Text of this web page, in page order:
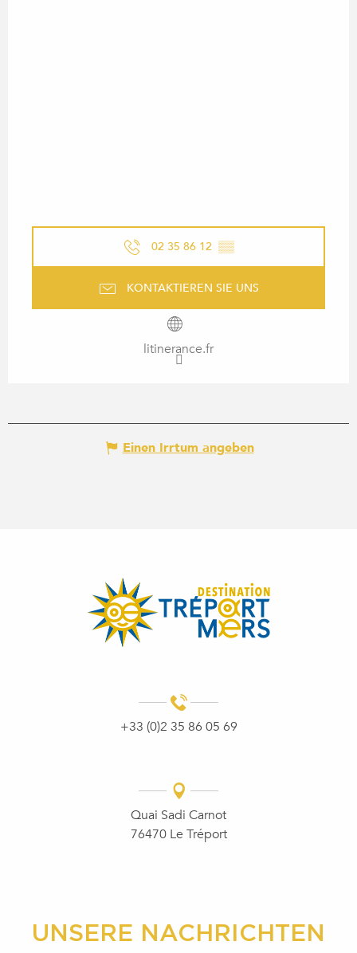
02 35 86 12 ▒▒
KONTAKTIEREN SIE UNS
litinerance.fr
Einen Irrtum angeben
+33 (0)2 35 86 05 69
Quai Sadi Carnot
76470 Le Tréport
UNSERE NACHRICHTEN